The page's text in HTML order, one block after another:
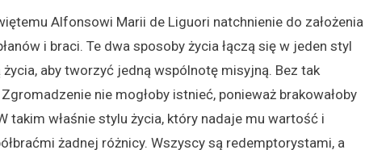
Alfonsowi Marii de Liguori natchnienie do założenia
i braci. Te dwa sposoby życia łączą się w jeden styl
aby tworzyć jedną wspólnotę misyjną. Bez tak
nie mogłoby istnieć, ponieważ brakowałoby
takim właśnie stylu życia, który nadaje mu wartość i
żadnej różnicy. Wszyscy są redemptorystami, a